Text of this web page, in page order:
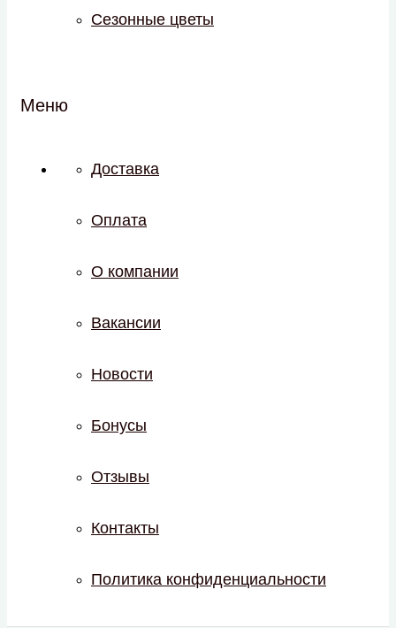
Сезонные цветы
Меню
Доставка
Оплата
О компании
Вакансии
Новости
Бонусы
Отзывы
Контакты
Политика конфиденциальности